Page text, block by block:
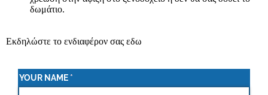
δωμάτιο.
Εκδηλώστε το ενδιαφέρον σας εδω
YOUR NAME *
(required)